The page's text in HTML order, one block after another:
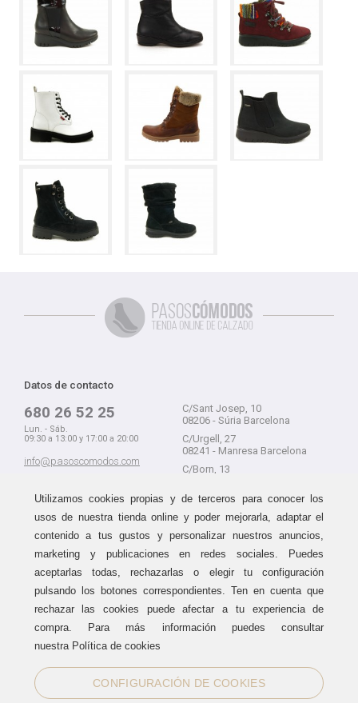
Datos de contacto
680 26 52 25
Lun. - Sáb.
09:30 a 13:00 y 17:00 a 20:00
info@pasoscomodos.com
C/Sant Josep, 10
08206 - Súria Barcelona
C/Urgell, 27
08241 - Manresa Barcelona
C/Born, 13
Guía de compra
Métodos de envío
Área de clientes
Devolución sin problemas
Haz tus compras sin miedo a
equivocarte:
aceptamos devolucionesdurante
15 días.
Sellos de confianza
Utilizamos cookies propias y de terceros para conocer los
usos de nuestra tienda online y poder mejorarla, adaptar el
contenido a tus gustos y personalizar nuestros anuncios,
marketing y publicaciones en redes sociales. Puedes
aceptarlas todas, rechazarlas o elegir tu configuración
pulsando los botones correspondientes. Ten en cuenta que
rechazar las cookies puede afectar a tu experiencia de
compra. Para más información puedes consultar
nuestra Política de cookies
CONFIGURACIÓN DE COOKIES